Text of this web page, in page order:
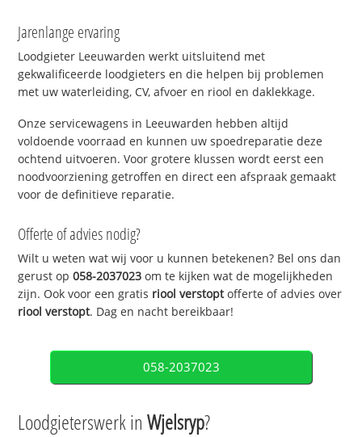
Jarenlange ervaring
Loodgieter Leeuwarden werkt uitsluitend met
gekwalificeerde loodgieters en die helpen bij problemen
met uw waterleiding, CV, afvoer en riool en daklekkage.
Onze servicewagens in Leeuwarden hebben altijd
voldoende voorraad en kunnen uw spoedreparatie deze
ochtend uitvoeren. Voor grotere klussen wordt eerst een
noodvoorziening getroffen en direct een afspraak gemaakt
voor de definitieve reparatie.
Offerte of advies nodig?
Wilt u weten wat wij voor u kunnen betekenen? Bel ons dan
gerust op058-2037023 om te kijken wat de mogelijkheden
zijn. Ook voor een gratis riool verstoptofferte of advies over
riool verstopt. Dag en nacht bereikbaar!
058-2037023
Loodgieterswerk inWjelsryp?